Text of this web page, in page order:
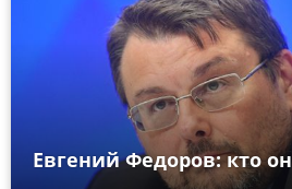
Евгений Федоров: кто он